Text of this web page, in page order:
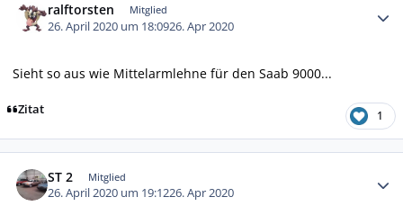
ralftorsten Mitglied
26. April 2020 um 18:0926. Apr 2020
Sieht so aus wie Mittelarmlehne für den Saab 9000...
Zitat 1
ST 2 Mitglied
26. April 2020 um 19:1226. Apr 2020